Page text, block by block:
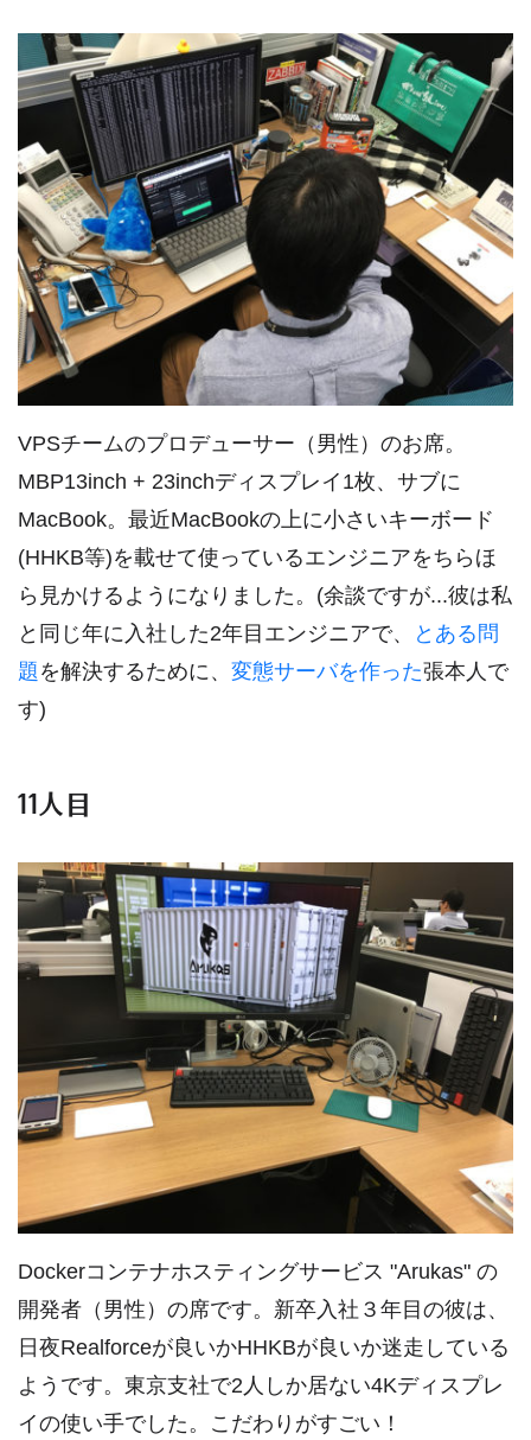
VPSチームのプロデューサー（男性）のお席。
MBP13inch + 23inchディスプレイ1枚、サブに
MacBook。最近MacBookの上に小さいキーボード
(HHKB等)を載せて使っているエンジニアをちらほ
ら見かけるようになりました。(余談ですが...彼は私
と同じ年に入社した2年目エンジニアで、
とある問
題 を解決するために、 変態サーバを作った張本人で
す)
11人目
Dockerコンテナホスティングサービス "Arukas" の
開発者（男性）の席です。新卒入社３年目の彼は、
日夜Realforceが良いかHHKBが良いか迷走している
ようです。東京支社で2人しか居ない4Kディスプレ
イの使い手でした。こだわりがすごい！